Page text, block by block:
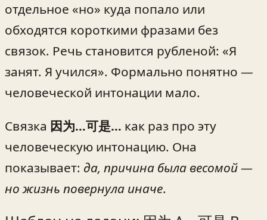
отдельное «но» куда попало или
обходятся короткими фразами без
связок. Речь становится рубленой: «Я
занят. Я учился». Формально понятно —
человеческой интонации мало.
Связка 因为…可是… как раз про эту
человеческую интонацию. Она
показывает: да, причина была весомой —
но жизнь повернула иначе.